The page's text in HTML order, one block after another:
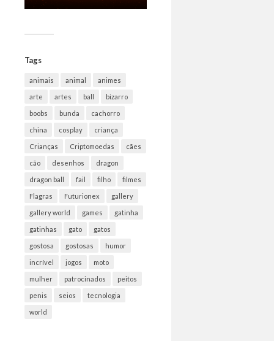
Tags
animais animal animes
arte artes ball bizarro
boobs bunda cachorro
china cosplay criança
Crianças Criptomoedas cães
cão desenhos dragon
dragon ball fail filho filmes
Flagras Futurionex gallery
gallery world games gatinha
gatinhas gato gatos
gostosa gostosas humor
incrível jogos moto
mulher patrocinados peitos
penis seios tecnologia
world